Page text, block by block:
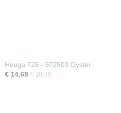
Heuga 725 - 672503 Oyster
€ 14,69 € 18,79